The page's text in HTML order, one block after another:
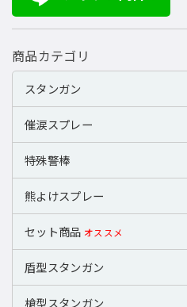
商品カテゴリ
スタンガン
催涙スプレー
特殊警棒
熊よけスプレー
セット商品 オススメ
盾型スタンガン
槍型スタンガン